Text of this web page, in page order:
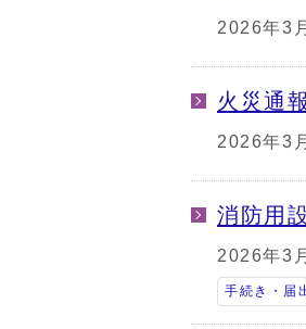
2026年3
火災通
2026年3
消防用
2026年3
手続き・届